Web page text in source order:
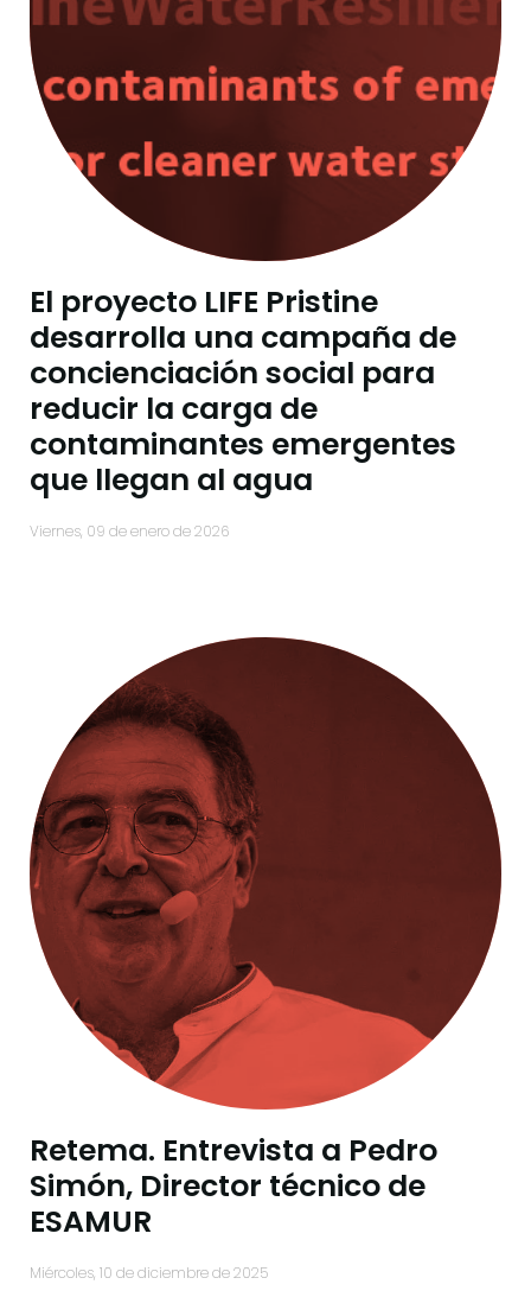
El proyecto LIFE Pristine
desarrolla una campaña de
concienciación social para
reducir la carga de
contaminantes emergentes
que llegan al agua
viernes, 09 de enero de 2026
Retema. Entrevista a Pedro
Simón, Director técnico de
ESAMUR
miércoles, 10 de diciembre de 2025